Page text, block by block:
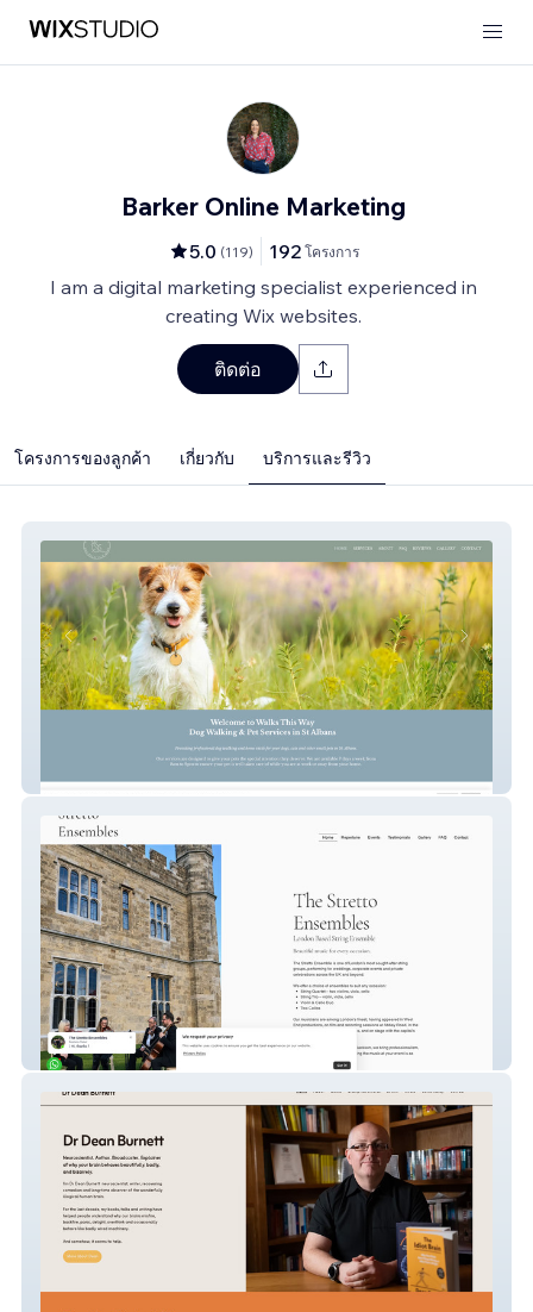
Barker Online Marketing
5.0 (119) 192 โครงการ
I am a digital marketing specialist experienced in
creating Wix websites.
ติดต่อ
โครงการของลูกค้า เกี่ยวกับ บริการและรีวิว
Walks This Way
The Stretto Ensembles